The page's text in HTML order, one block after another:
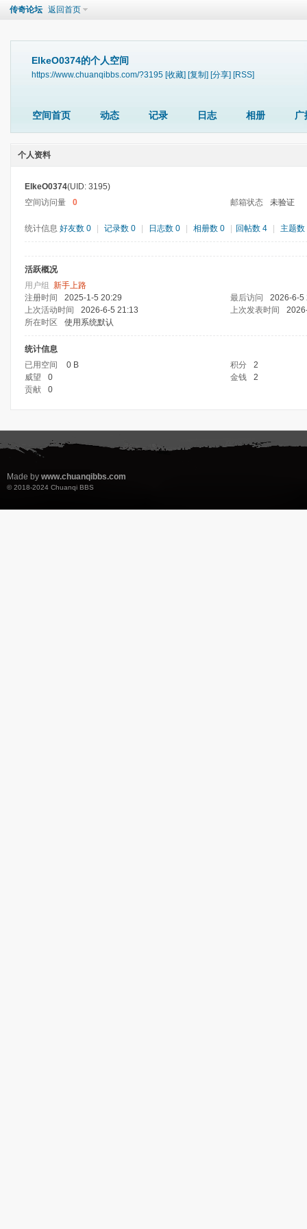
传奇论坛 返回首页
ElkeO0374的个人空间
https://www.chuanqibbs.com/?3195 [收藏] [复制] [分享] [RSS]
空间首页 动态 记录 日志 相册 广
个人资料
ElkeO0374(UID: 3195)
空间访问量
0 邮箱状态 未验证
统计信息 好友数 0 记录数 0 日志数 0 相册数 0 回帖数 4 主题数
活跃概况
用户组 新手上路
注册时间
2025-1-5 20:29 最后访问
2026-6-5
上次活动时间
2026-6-5 21:13 上次发表时间
所在时区
使用系统默认
统计信息
已用空间
0 B 积分
2
威望
0 金钱
2
贡献
0
Made by www.chuanqibbs.com
© 2018-2024 Chuanqi BBS